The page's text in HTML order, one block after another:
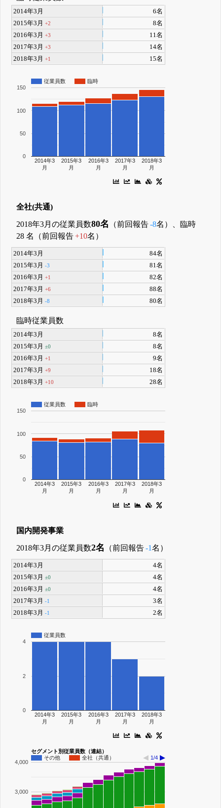
2014年3月
6名
2015年3月+2
8名
2016年3月+3
11名
2017年3月+3
14名
2018年3月+1 15名
従業員数 臨時
2014年3
月
2015年3
月
2016年3
月
2017年3
月
2018年3
月
0
50
100
150
全社(共通)
2018年3月の従業員数80名 （前回報告-8名）、臨時
28 名（前回報告+10名）
2014年3月
84名
2015年3月-3
81名
2016年3月+1
82名
2017年3月+6
88名
2018年3月-8 80名
臨時従業員数
2014年3月
8名
2015年3月±0
8名
2016年3月+1
9名
2017年3月+9
18名
2018年3月+10 28名
従業員数 臨時
2014年3
月
2015年3
月
2016年3
月
2017年3
月
2018年3
月
0
50
100
150
国内開発事業
2018年3月の従業員数2名 （前回報告-1名）
2014年3月
4名
2015年3月±0
4名
2016年3月±0
4名
2017年3月-1
3名
2018年3月-1 2名
従業員数
2014年3
月
2015年3
月
2016年3
月
2017年3
月
2018年3
月
0
2
4
セグメント別従業員数（連結）
その他
全社（共通） 1/4
3,000
4,000